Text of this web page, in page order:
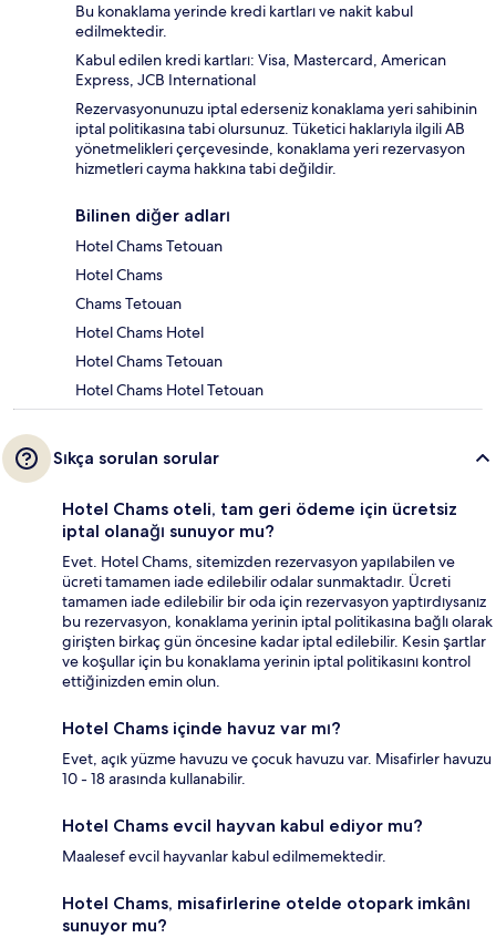
Bu konaklama yerinde kredi kartları ve nakit kabul
edilmektedir.
Kabul edilen kredi kartları: Visa, Mastercard, American
Express, JCB International
Rezervasyonunuzu iptal ederseniz konaklama yeri sahibinin
iptal politikasına tabi olursunuz. Tüketici haklarıyla ilgili AB
yönetmelikleri çerçevesinde, konaklama yeri rezervasyon
hizmetleri cayma hakkına tabi değildir.
Bilinen diğer adları
Hotel Chams Tetouan
Hotel Chams
Chams Tetouan
Hotel Chams Hotel
Hotel Chams Tetouan
Hotel Chams Hotel Tetouan
Sıkça sorulan sorular
Hotel Chams oteli, tam geri ödeme için ücretsiz
iptal olanağı sunuyor mu?
Evet. Hotel Chams, sitemizden rezervasyon yapılabilen ve
ücreti tamamen iade edilebilir odalar sunmaktadır. Ücreti
tamamen iade edilebilir bir oda için rezervasyon yaptırdıysanız
bu rezervasyon, konaklama yerinin iptal politikasına bağlı olarak
girişten birkaç gün öncesine kadar iptal edilebilir. Kesin şartlar
ve koşullar için bu konaklama yerinin iptal politikasını kontrol
ettiğinizden emin olun.
Hotel Chams içinde havuz var mı?
Evet, açık yüzme havuzu ve çocuk havuzu var. Misafirler havuzu
10 - 18 arasında kullanabilir.
Hotel Chams evcil hayvan kabul ediyor mu?
Maalesef evcil hayvanlar kabul edilmemektedir.
Hotel Chams, misafirlerine otelde otopark imkânı
sunuyor mu?